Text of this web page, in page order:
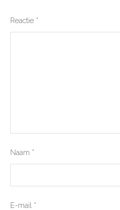
Reactie *
Naam *
E-mail *